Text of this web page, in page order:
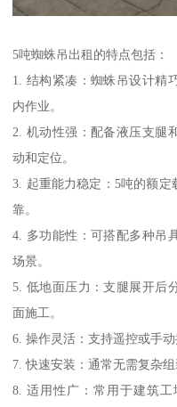
5吨蜘蛛吊出租的特点包括：
1. 结构紧凑：蜘蛛吊设计精
内作业。
2. 机动性强：配备液压支腿
动和定位。
3. 起重能力稳定：5吨的额
靠。
4. 多功能性：可搭配多种吊
场景。
5. 低地面压力：支腿展开后
面施工。
6. 操作灵活：支持遥控或手
7. 快速安装：通常无需复杂组
8. 适用性广：常用于建筑